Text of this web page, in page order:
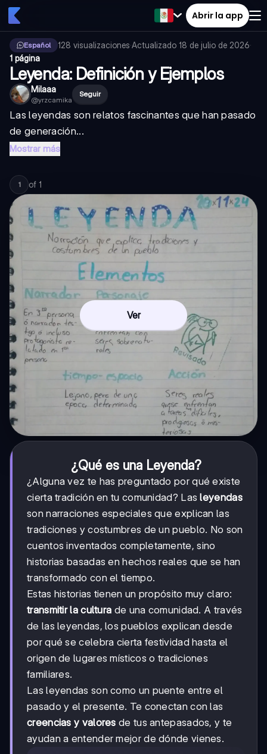
Abrir la app
Español 128 visualizaciones·Actualizado 18 de julio de 2026·
1 página
Leyenda: Definición y Ejemplos
Milaaa
@yrzcamika
Seguir
Las leyendas son relatos fascinantes que han pasado
de generación...
Mostrar más
1 of 1
Ver
¿Qué es una Leyenda?
¿Alguna vez te has preguntado por qué existe
cierta tradición en tu comunidad? Lasleyendas
son narraciones especiales que explican las
tradiciones y costumbres de un pueblo. No son
cuentos inventados completamente, sino
historias basadas en hechos reales que se han
transformado con el tiempo.
Estas historias tienen un propósito muy claro:
transmitir la cultura de una comunidad. A través
de las leyendas, los pueblos explican desde
por qué se celebra cierta festividad hasta el
origen de lugares místicos o tradiciones
familiares.
Las leyendas son como un puente entre el
pasado y el presente. Te conectan con las
creencias y valores de tus antepasados, y te
ayudan a entender mejor de dónde vienes.